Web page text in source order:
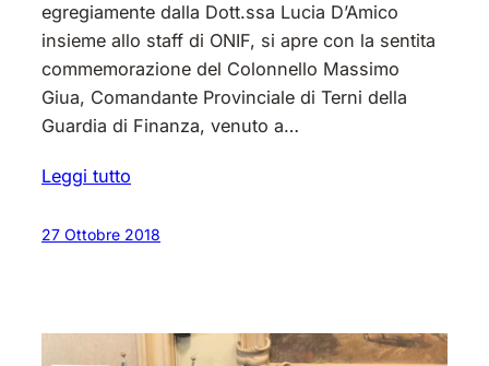
egregiamente dalla Dott.ssa Lucia D’Amico
insieme allo staff di ONIF, si apre con la sentita
commemorazione del Colonnello Massimo
Giua, Comandante Provinciale di Terni della
Guardia di Finanza, venuto a…
Leggi tutto
27 Ottobre 2018